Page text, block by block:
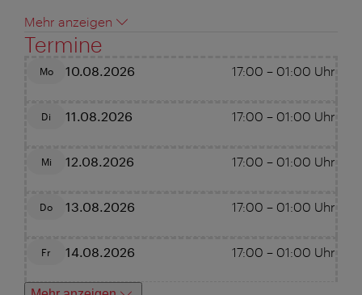
Mehr anzeigen
Termine
Mo 10.08.2026 17:00 – 01:00 Uhr
Di 11.08.2026 17:00 – 01:00 Uhr
Mi 12.08.2026 17:00 – 01:00 Uhr
Do 13.08.2026 17:00 – 01:00 Uhr
Fr 14.08.2026 17:00 – 01:00 Uhr